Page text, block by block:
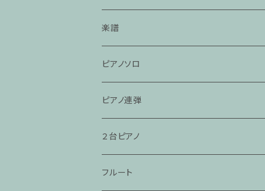
楽譜
ピアノソロ
ピアノ連弾
２台ピアノ
フルート